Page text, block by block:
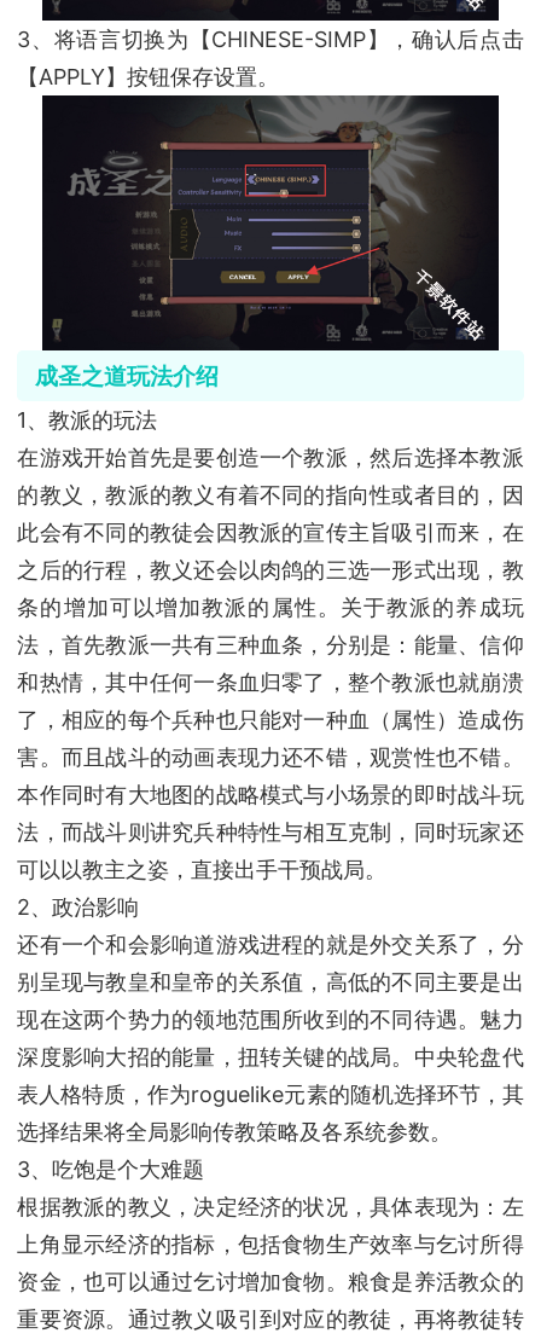
3、将语言切换为【CHINESE-SIMP】，确认后点击
【APPLY】按钮保存设置。
成圣之道玩法介绍
1、教派的玩法
在游戏开始首先是要创造一个教派，然后选择本教派
的教义，教派的教义有着不同的指向性或者目的，因
此会有不同的教徒会因教派的宣传主旨吸引而来，在
之后的行程，教义还会以肉鸽的三选一形式出现，教
条的增加可以增加教派的属性。关于教派的养成玩
法，首先教派一共有三种血条，分别是：能量、信仰
和热情，其中任何一条血归零了，整个教派也就崩溃
了，相应的每个兵种也只能对一种血（属性）造成伤
害。而且战斗的动画表现力还不错，观赏性也不错。
本作同时有大地图的战略模式与小场景的即时战斗玩
法，而战斗则讲究兵种特性与相互克制，同时玩家还
可以以教主之姿，直接出手干预战局。
2、政治影响
还有一个和会影响道游戏进程的就是外交关系了，分
别呈现与教皇和皇帝的关系值，高低的不同主要是出
现在这两个势力的领地范围所收到的不同待遇。魅力
深度影响大招的能量，扭转关键的战局。中央轮盘代
表人格特质，作为roguelike元素的随机选择环节，其
选择结果将全局影响传教策略及各系统参数。
3、吃饱是个大难题
根据教派的教义，决定经济的状况，具体表现为：左
上角显示经济的指标，包括食物生产效率与乞讨所得
资金，也可以通过乞讨增加食物。粮食是养活教众的
重要资源。通过教义吸引到对应的教徒，再将教徒转